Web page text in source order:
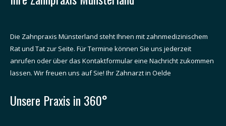
Die Zahnpraxis Münsterland steht Ihnen mit zahnmedizinischem
Rat und Tat zur Seite. Für Termine können Sie uns jederzeit
anrufen oder über das Kontaktformular eine Nachricht zukommen
lassen. Wir freuen uns auf Sie! Ihr Zahnarzt in Oelde
Unsere Praxis in 360°